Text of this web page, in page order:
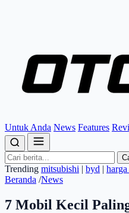
Untuk Anda News Features
Trending mitsubishi | byd |
Beranda /News
7 Mobil Kecil